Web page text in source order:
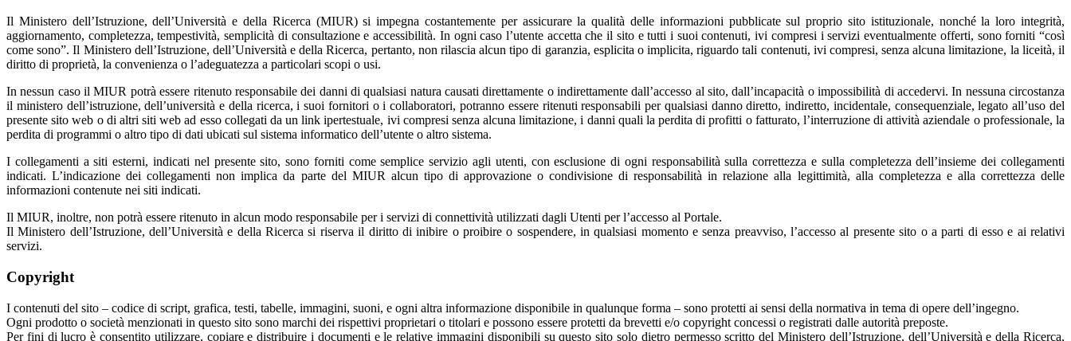
Il Ministero dell’Istruzione, dell’Università e della Ricerca (MIUR) si impegna costantemente per assicurare la qualità delle informazioni pubblicate sul proprio sito istituzionale, nonché la loro integrità,
aggiornamento, completezza, tempestività, semplicità di consultazione e accessibilità. In ogni caso l’utente accetta che il sito e tutti i suoi contenuti, ivi compresi i servizi eventualmente offerti, sono forniti “così
come sono”. Il Ministero dell’Istruzione, dell’Università e della Ricerca, pertanto, non rilascia alcun tipo di garanzia, esplicita o implicita, riguardo tali contenuti, ivi compresi, senza alcuna limitazione, la liceità, il
diritto di proprietà, la convenienza o l’adeguatezza a particolari scopi o usi.
In nessun caso il MIUR potrà essere ritenuto responsabile dei danni di qualsiasi natura causati direttamente o indirettamente dall’accesso al sito, dall’incapacità o impossibilità di accedervi. In nessuna circostanza
il ministero dell’istruzione, dell’università e della ricerca, i suoi fornitori o i collaboratori, potranno essere ritenuti responsabili per qualsiasi danno diretto, indiretto, incidentale, consequenziale, legato all’uso del
presente sito web o di altri siti web ad esso collegati da un link ipertestuale, ivi compresi senza alcuna limitazione, i danni quali la perdita di profitti o fatturato, l’interruzione di attività aziendale o professionale, la
perdita di programmi o altro tipo di dati ubicati sul sistema informatico dell’utente o altro sistema.
I collegamenti a siti esterni, indicati nel presente sito, sono forniti come semplice servizio agli utenti, con esclusione di ogni responsabilità sulla correttezza e sulla completezza dell’insieme dei collegamenti
indicati. L’indicazione dei collegamenti non implica da parte del MIUR alcun tipo di approvazione o condivisione di responsabilità in relazione alla legittimità, alla completezza e alla correttezza delle
informazioni contenute nei siti indicati.
Il MIUR, inoltre, non potrà essere ritenuto in alcun modo responsabile per i servizi di connettività utilizzati dagli Utenti per l’accesso al Portale.
Il Ministero dell’Istruzione, dell’Università e della Ricerca si riserva il diritto di inibire o proibire o sospendere, in qualsiasi momento e senza preavviso, l’accesso al presente sito o a parti di esso e ai relativi
servizi.
Copyright
I contenuti del sito – codice di script, grafica, testi, tabelle, immagini, suoni, e ogni altra informazione disponibile in qualunque forma – sono protetti ai sensi della normativa in tema di opere dell’ingegno.
Ogni prodotto o società menzionati in questo sito sono marchi dei rispettivi proprietari o titolari e possono essere protetti da brevetti e/o copyright concessi o registrati dalle autorità preposte.
Per fini di lucro è consentito utilizzare, copiare e distribuire i documenti e le relative immagini disponibili su questo sito solo dietro permesso scritto del Ministero dell’Istruzione, dell’Università e della Ricerca,